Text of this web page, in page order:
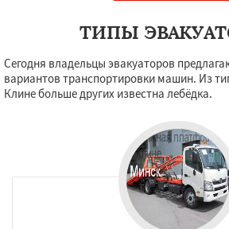
ТИПЫ
Сегодня владельцы эвакуаторов
вариантов транспортировки машин. Из
Клине больше других известна лебёдка.